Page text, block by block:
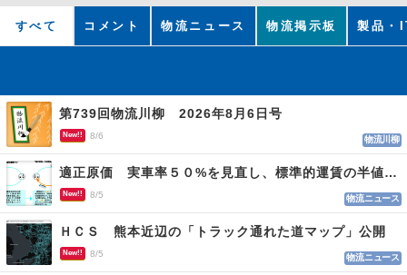
すべて コメント 物流ニュース 物流掲示板 製品・
第739回物流川柳 2026年8月6日号
New!! 8/6 物流川柳
適正原価 実車率５０%を見直し、標準的運賃の半値の恐れも
New!! 8/5 物流ニュース
ＨＣＳ 熊本近辺の「トラック通れた道マップ」公開
New!! 8/5 物流ニュース